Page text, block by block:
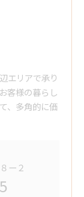
エリアで承り
客様の暮らし
、多角的に価
ー２